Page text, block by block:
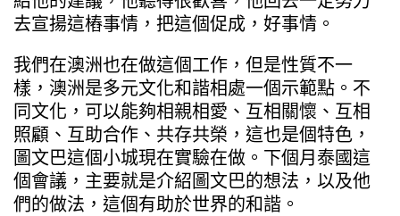
去宣揚這樁事情，把這個促成，好事情。
我們在澳洲也在做這個工作，但是性質不一
樣，澳洲是多元文化和諧相處一個示範點。不
同文化，可以能夠相親相愛、互相關懷、互相
照顧、互助合作、共存共榮，這也是個特色，
圖文巴這個小城現在實驗在做。下個月泰國這
個會議，主要就是介紹圖文巴的想法，以及他
們的做法，這個有助於世界的和諧。